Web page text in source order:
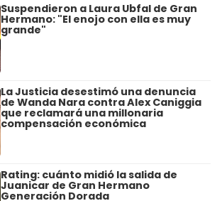
Suspendieron a Laura Ubfal de Gran
Hermano: "El enojo con ella es muy
grande"
La Justicia desestimó una denuncia
de Wanda Nara contra Alex Caniggia
que reclamará una millonaria
compensación económica
Rating: cuánto midió la salida de
Juanicar de Gran Hermano
Generación Dorada